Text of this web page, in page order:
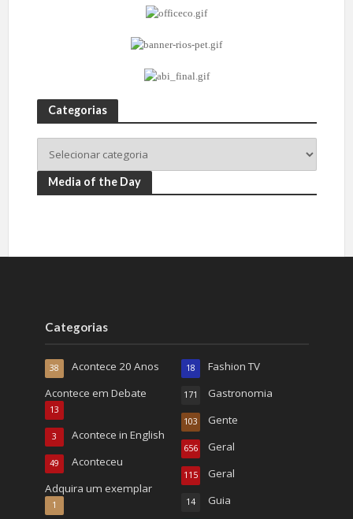
Categorias
Media of the Day
Categorias
Acontece 20 Anos
38
Acontece em Debate
13
Acontece in English
3
Aconteceu
49
Adquira um exemplar
1
Fashion TV
18
Gastronomia
171
Gente
103
Geral
656
Geral
115
Guia
14